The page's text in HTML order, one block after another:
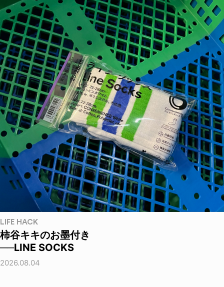
LIFE HACK
柿谷キキのお墨付き
──LINE SOCKS
2026.08.04